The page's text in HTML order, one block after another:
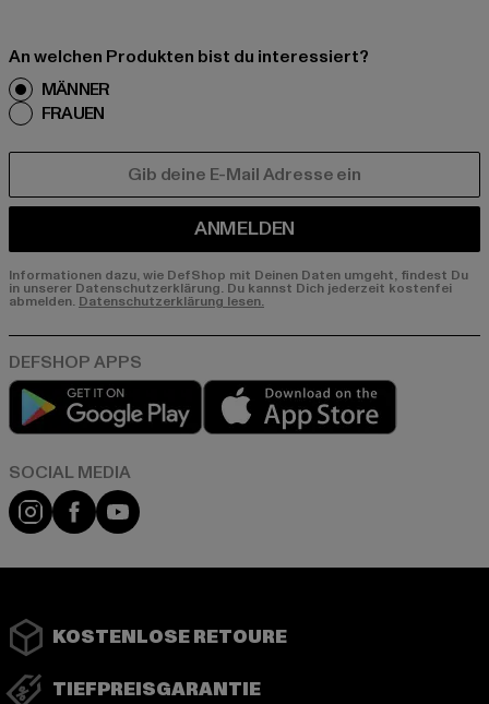
An welchen Produkten bist du interessiert?
MÄNNER
FRAUEN
ANMELDEN
Informationen dazu, wie DefShop mit Deinen Daten umgeht, findest Du
in unserer Datenschutzerklärung. Du kannst Dich jederzeit kostenfei
abmelden. Datenschutzerklärung lesen.
Play market
Instagram
FacebookYouTube
KOSTENLOSE RETOURE
TIEFPREISGARANTIE